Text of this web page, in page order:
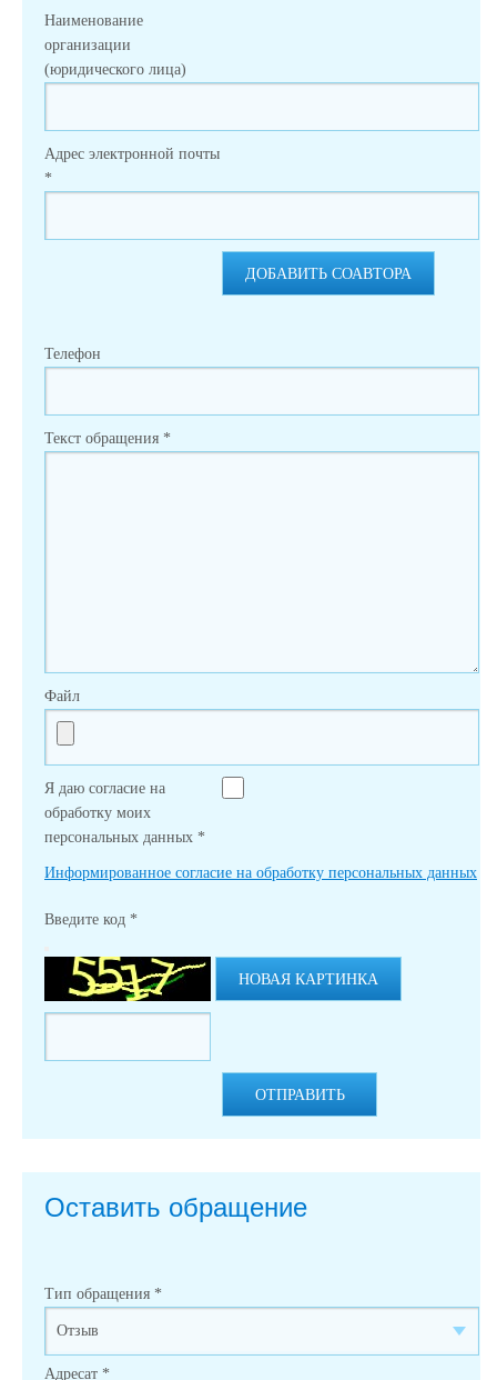
Наименование
организации
(юридического лица)
Адрес электронной почты
*
ДОБАВИТЬ СОАВТОРА
Телефон
Текст обращения *
Файл
Я даю согласие на
обработку моих
персональных данных *
Информированное согласие на обработку персональных данных
Введите код *
НОВАЯ КАРТИНКА
ОТПРАВИТЬ
Оставить обращение
Тип обращения *
Адресат *